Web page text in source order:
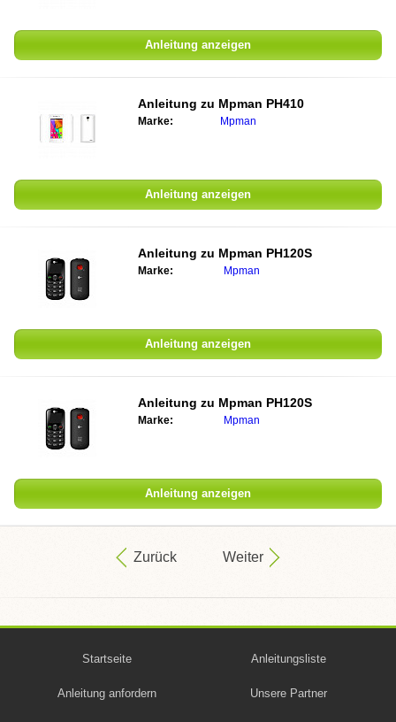
Anleitung anzeigen
Anleitung zu Mpman PH410
Marke: Mpman
Anleitung anzeigen
Anleitung zu Mpman PH120S
Marke: Mpman
Anleitung anzeigen
Anleitung zu Mpman PH120S
Marke: Mpman
Anleitung anzeigen
Zurück Weiter
Startseite Anleitungsliste
Anleitung anfordern Unsere Partner